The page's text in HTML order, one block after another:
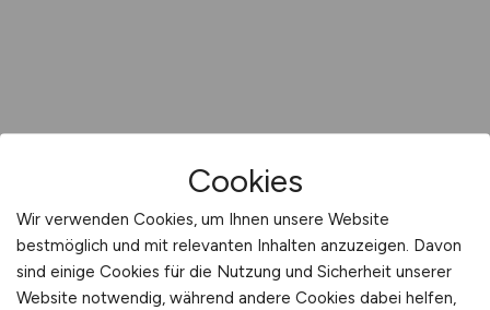
Cookies
Wir verwenden Cookies, um Ihnen unsere Website
bestmöglich und mit relevanten Inhalten anzuzeigen. Davon
sind einige Cookies für die Nutzung und Sicherheit unserer
Website notwendig, während andere Cookies dabei helfen,